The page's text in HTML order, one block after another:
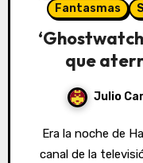
Fantasmas
que
Julio
Era la noche de Halloween del año 1992 y la BBC1,
canal de la